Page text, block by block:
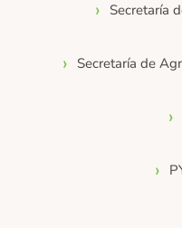
Secretaría
Secretaría de